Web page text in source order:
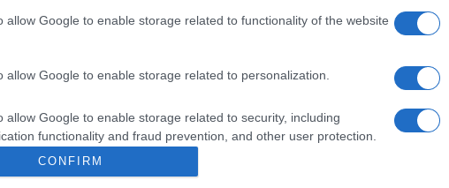
allow Google to enable storage related to functionality of the website
allow Google to enable storage related to personalization.
allow Google to enable storage related to security, including
functionality and fraud prevention, and other user protection.
CONFIRM
tok kell hozzá. Már nagyon közel van az Android 10 frissítés.